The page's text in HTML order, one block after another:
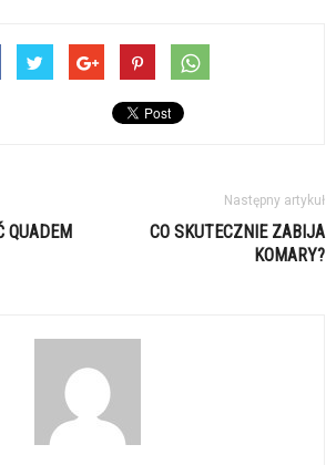
QUADEM
Następny artykuł
CO SKUTECZNIE ZABIJA
KOMARY?